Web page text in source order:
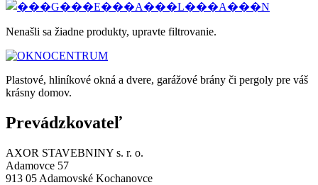
Nenašli sa žiadne produkty, upravte filtrovanie.
Plastové, hliníkové okná a dvere, garážové brány či pergoly pre váš
krásny domov.
Prevádzkovateľ
AXOR STAVEBNINY s. r. o.
Adamovce 57
913 05 Adamovské Kochanovce